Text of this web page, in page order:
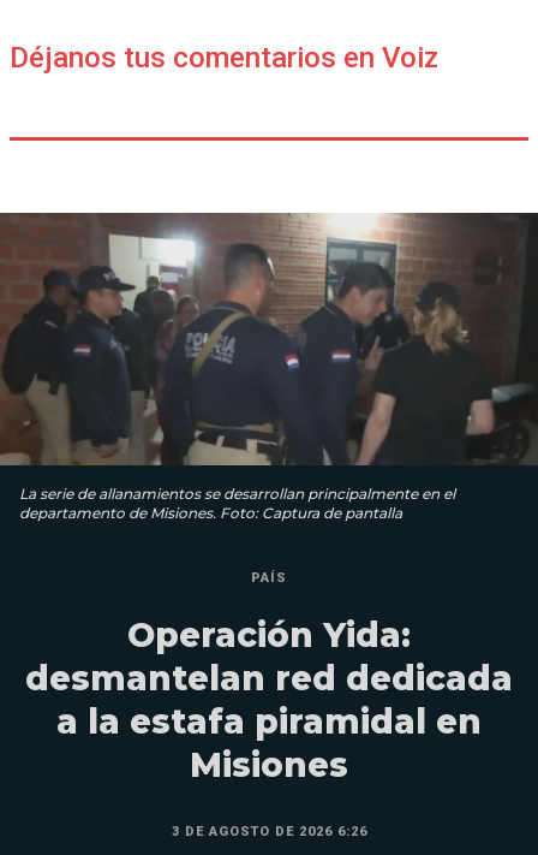
Déjanos tus comentarios en Voiz
La serie de allanamientos se desarrollan principalmente en el
departamento de Misiones. Foto: Captura de pantalla
PAÍS
Operación Yida:
desmantelan red dedicada
a la estafa piramidal en
Misiones
3 DE AGOSTO DE 2026 6:26